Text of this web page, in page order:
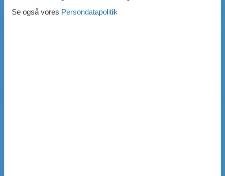
Se også vores Persondatapolitik